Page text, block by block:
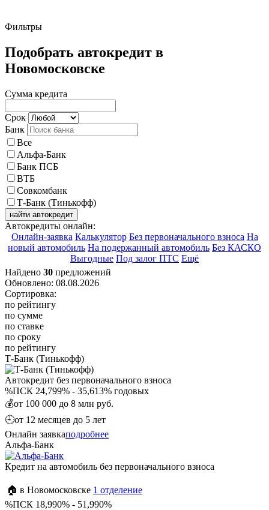
Фильтры
Подобрать автокредит в
Новомосковске
Сумма кредита
Срок
Банк
Все
Альфа-Банк
Банк ПСБ
ВТБ
Совкомбанк
Т-Банк (Тинькофф)
найти автокредит
Автокредиты онлайн:
Онлайн-заявка Калькулятор Без первоначального взноса На
новый автомобиль На подержанный автомобиль Без КАСКО
Выгодные Под залог ПТС Ещё
Найдено 30 предложений
Обновлено: 08.08.2026
Сортировка:
по рейтингу
по сумме
по ставке
по сроку
по рейтингу
Т-Банк (Тинькофф)
Автокредит без первоначального взноса
%ПСК 24,799% - 35,613% годовых
💰от 100 000 до 8 млн руб.
🕘от 12 месяцев до 5 лет
Онлайн заявкаподробнее
Альфа-Банк
Кредит на автомобиль без первоначального взноса
🏠 в Новомосковске 1 отделение
%ПСК 18,990% - 51,990%